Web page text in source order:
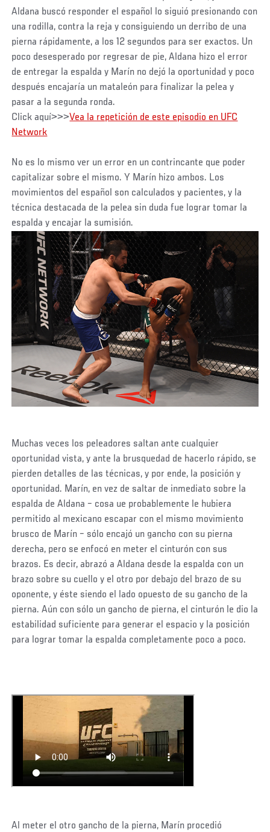
Aldana buscó responder el español lo siguió presionando con
una rodilla, contra la reja y consiguiendo un derribo de una
pierna rápidamente, a los 12 segundos para ser exactos. Un
poco desesperado por regresar de pie, Aldana hizo el error
de entregar la espalda y Marín no dejó la oportunidad y poco
después encajaría un mataleón para finalizar la pelea y
pasar a la segunda ronda.
Click aquí>>>Vea la repetición de este episodio en UFC
Network
No es lo mismo ver un error en un contrincante que poder
capitalizar sobre el mismo. Y Marín hizo ambos. Los
movimientos del español son calculados y pacientes, y la
técnica destacada de la pelea sin duda fue lograr tomar la
espalda y encajar la sumisión.
Muchas veces los peleadores saltan ante cualquier
oportunidad vista, y ante la brusquedad de hacerlo rápido, se
pierden detalles de las técnicas, y por ende, la posición y
oportunidad. Marín, en vez de saltar de inmediato sobre la
espalda de Aldana – cosa ue probablemente le hubiera
permitido al mexicano escapar con el mismo movimiento
brusco de Marín – sólo encajó un gancho con su pierna
derecha, pero se enfocó en meter el cinturón con sus
brazos. Es decir, abrazó a Aldana desde la espalda con un
brazo sobre su cuello y el otro por debajo del brazo de su
oponente, y éste siendo el lado opuesto de su gancho de la
pierna. Aún con sólo un gancho de pierna, el cinturón le dio la
estabilidad suficiente para generar el espacio y la posición
para lograr tomar la espalda completamente poco a poco.
Al meter el otro gancho de la pierna, Marín procedió